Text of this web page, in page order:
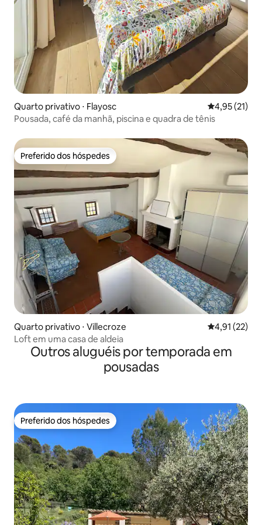
Quarto privativo ⋅ Flayosc 4,95 de uma
4,95 (21)
Pousada, café da manhã, piscina e quadra de tênis
Preferido dos hóspedes
Preferido dos hóspedes
Quarto privativo ⋅ Villecroze 4,91 de uma
4,91 (22)
Loft em uma casa de aldeia
Outros aluguéis por temporada em
pousadas
Preferido dos hóspedes
Preferido dos hóspedes